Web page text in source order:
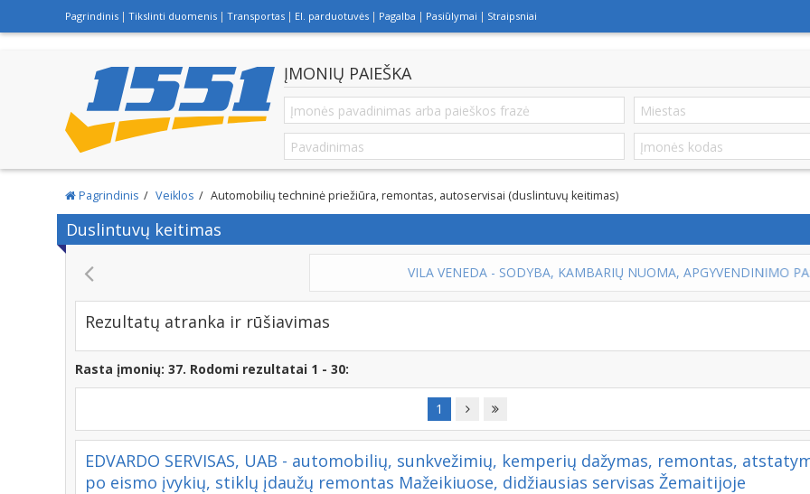
Pagrindinis Tikslinti duomenis Transportas El. parduotuvės Pagalba Pasiūlymai Straipsniai
ĮMONIŲ PAIEŠKA
Pagrindinis Veiklos Automobilių techninė priežiūra, remontas, autoservisai (duslintuvų keitimas)
Duslintuvų keitimas
VILA VENEDA - SODYBA, KAMBARIŲ NUOMA, APGYVENDINIMO PASLAUGOS PALANGOJE
Rezultatų atranka ir rūšiavimas
Rasta įmonių: 37. Rodomi rezultatai 1 - 30:
1
EDVARDO SERVISAS, UAB - automobilių, sunkvežimių, kemperių dažymas, remontas,
po eismo įvykių, stiklų įdaužų remontas Mažeikiuose, didžiausias servisas Žemaitijoje